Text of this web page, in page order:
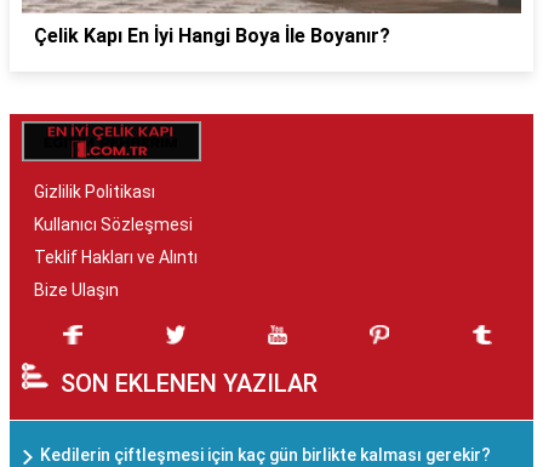
Çelik Kapı En İyi Hangi Boya İle Boyanır?
Gizlilik Politikası
Kullanıcı Sözleşmesi
Teklif Hakları ve Alıntı
Bize Ulaşın
SON EKLENEN YAZILAR
Kedilerin çiftleşmesi için kaç gün birlikte kalması gerekir?